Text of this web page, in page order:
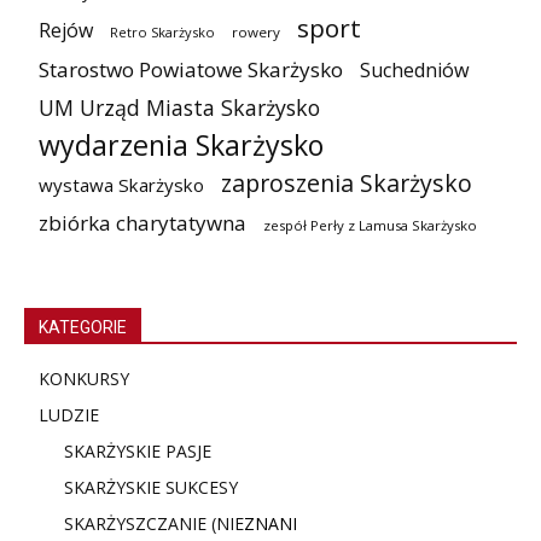
Rejów Retro Skarżysko rowery sport
Starostwo Powiatowe Skarżysko Suchedniów
UM Urząd Miasta Skarżysko
wydarzenia Skarżysko
wystawa Skarżysko zaproszenia Skarżysko
zbiórka charytatywna zespół Perły z Lamusa Skarżysko
KATEGORIE
KONKURSY
LUDZIE
SKARŻYSKIE PASJE
SKARŻYSKIE SUKCESY
SKARŻYSZCZANIE (NIEZNANI